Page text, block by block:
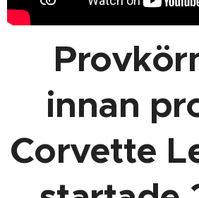
innan
Corvette